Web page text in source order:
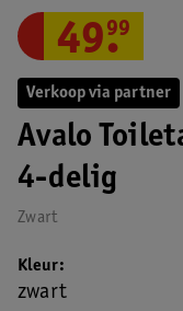
Verkoop via partner
Avalo
4-delig
Zwart
49.
99
Kleur
zwart